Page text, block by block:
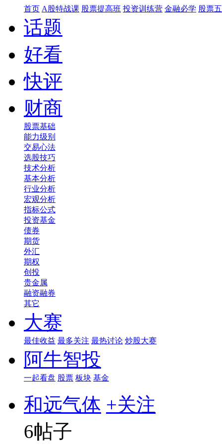
首页 A股特战课 股票提高班 投资训练营 金融必学 股票
话题
好看
快评
财商
股票基础
能力级别
交易心法
选股技巧
技术分析
基本分析
行业分析
宏观分析
指标公式
投资基金
债券
期货
外汇
期权
创投
贵金属
融资融券
其它
大赛
最佳收益 最多关注 最热讨论 炒股大赛
阿牛智投
一起看盘 股票 板块 基金
和远气体 +关注
6帖子